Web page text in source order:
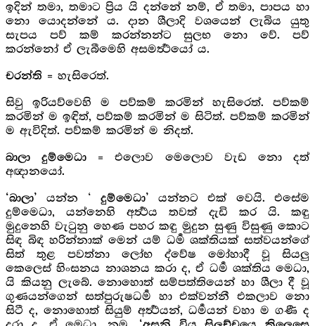
ඉදින් තමා, තමාට ප්‍රිය යි දන්නේ නම්, ඒ තමා, පාපය හා
නො යොදන්නේ ය. දාන ශීලාදි වශයෙන් ලැබිය යුතු
සැපය පව් කම් කරන්නන්ට සුලභ නො වේ. පව්
කරන්නෝ ඒ ලැබීමෙහි අසමර්‍ත්‍ථයෝ ය.
චරන්ති = හැසිරෙත්.
සිවු ඉරියව්වෙහි ම පව්කම් කරමින් හැසිරෙත්. පව්කම්
කරමින් ම ඉඳිත්, පව්කම් කරමින් ම සිටිත්. පව්කම් කරමින්
ම ඇවිදිත්. පව්කම් කරමින් ම නිදත්.
බාලා දුම්මෙධා = එලොව මෙලොව වැඩ නො දත්
අඥානයෝ.
‘බාලා’යන්න ‘ දුම්මෙධා’ යන්නට එක් වෙයි. එසේම
දුම්මෙධා, යන්නෙහි අර්‍ත්‍ථය තවත් දැඩි කර යි. කඳු
මුදුනෙහි වැටුනු හෙණ පහර කඳු මුදුන සුණු විසුණු කොට
සිඳ බිඳ හරින්නාක් මෙන් යම් ධර්‍ම ශක්තියක් සත්වයන්ගේ
සිත් තුළ පවත්නා ලෝභ ද්වේෂ මෝහාදී වූ සියලු
කෙලෙස් හිංසනය නාශනය කරා ද, ඒ ධර්‍ම ශක්තිය මෙධා,
යි කියනු ලැබේ. නොහොත් සම්පත්තියෙන් හා ශීලා දී වූ
ගුණයන්ගෙන් සත්පුරුෂධර්‍ම හා එක්වන්නී එකලාව නො
සිටී ද, නොහොත් සියුම් අර්‍ත්‍ථයන්, ධර්‍මයන් වහා ම ගණී ද